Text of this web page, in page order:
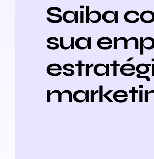
Saiba
sua